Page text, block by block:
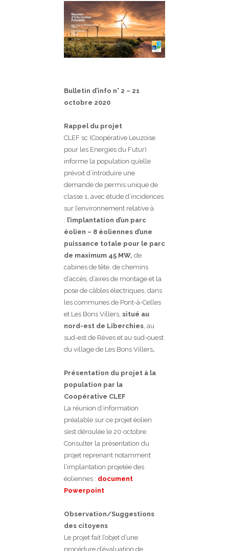
Bulletin d’info n° 2 – 21
octobre 2020
Rappel du projet
CLEF sc (Coopérative Leuzoise
pour les Energies du Futur)
informe la population qu’elle
prévoit d’introduire une
demande de permis unique de
classe 1, avec étude d’incidences
sur l’environnement relative à
: l’implantation d’un parc
éolien – 8 éoliennes d’une
puissance totale pour le parc
de maximum 45 MW, de
cabines de tête, de chemins
d’accès, d’aires de montage et la
pose de câbles électriques, dans
les communes de Pont-à-Celles
et Les Bons Villers, situé au
nord-est de Liberchies , au
sud-est de Rèves et au sud-ouest
du village de Les Bons Villers.
Présentation du projet à la
population par la
Coopérative CLEF
La réunion d’information
préalable sur ce projet éolien
s’est déroulée le 20 octobre.
Consulter la présentation du
projet reprenant notamment
l’implantation projetée des
éoliennes : document
Powerpoint
Observation/Suggestions
des citoyens
Le projet fait l’objet d’une
procédure d’évaluation de